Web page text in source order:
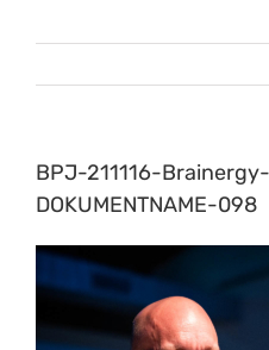
BPJ-211116-
DOKUMENTNAME-098